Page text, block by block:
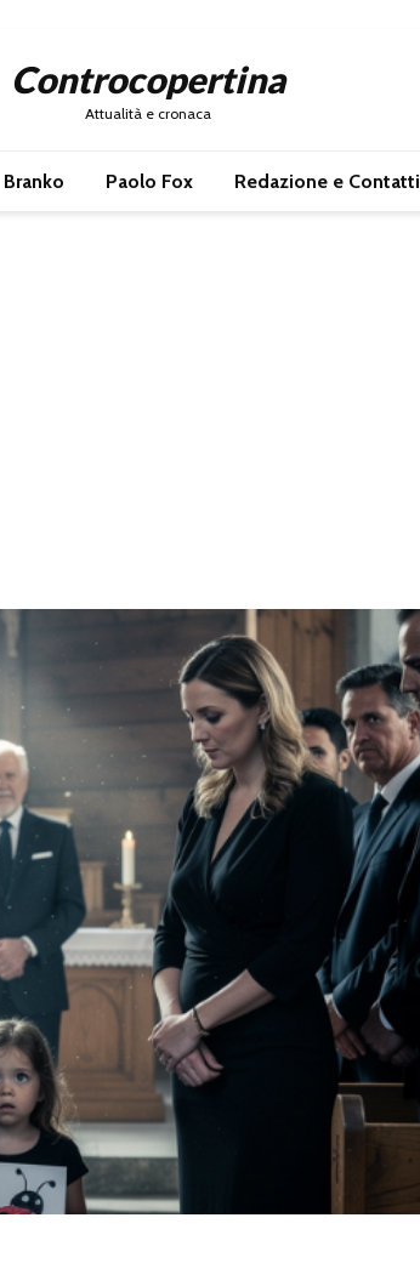
Controcopertina
Attualità e cronaca
Branko Paolo Fox Redazione e Contatti